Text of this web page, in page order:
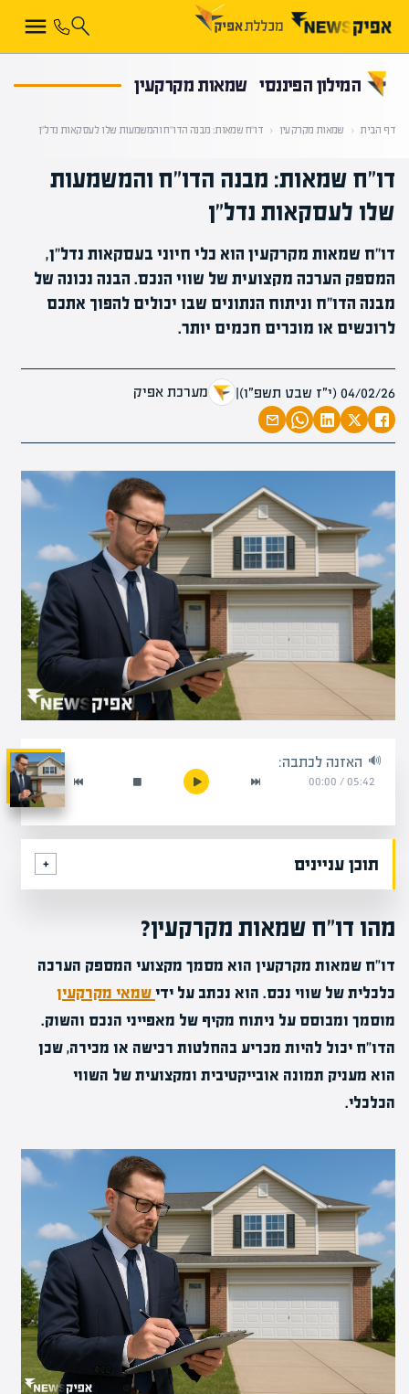
המילון הפיננסי שמאות מקרקעין
דף הבית ‹ שמאות מקרקעין ‹ דו"ח שמאות: מבנה הדו"ח והמשמעות שלו לעסקאות נדל"ן
דו"ח שמאות: מבנה הדו"ח והמשמעות
שלו לעסקאות נדל"ן
דו"ח שמאות מקרקעין הוא כלי חיוני בעסקאות נדל"ן,
המספק הערכה מקצועית של שווי הנכס. הבנה נכונה של
מבנה הדו"ח וניתוח הנתונים שבו יכולים להפוך אתכם
לרוכשים או מוכרים חכמים יותר.
04/02/26 (י״ז שבט תשפ״ו) | מערכת אפיק
האזנה לכתבה:
05:42
/
00:00
תוכן עניינים
מהו דו"ח שמאות מקרקעין?
דו"ח שמאות מקרקעין הוא מסמך מקצועי המספק הערכה
כלכלית של שווי נכס. הוא נכתב על ידישמאי מקרקעין
מוסמך ומבוסס על ניתוח מקיף של מאפייני הנכס והשוק.
הדו"ח יכול להיות מכריע בהחלטות רכישה או מכירה, שכן
הוא מעניק תמונה אובייקטיבית ומקצועית של השווי
הכלכלי.